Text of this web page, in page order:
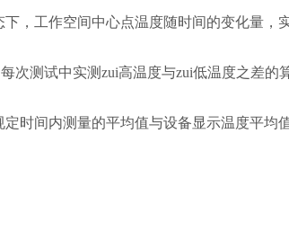
，工作空间中心点温度随时间的变化量，
次测试中实测zui高温度与zui低温度之差的
时间内测量的平均值与设备显示温度平均